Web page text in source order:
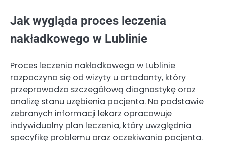
Jak wygląda proces leczenia
nakładkowego w Lublinie
Proces leczenia nakładkowego w Lublinie
rozpoczyna się od wizyty u ortodonty, który
przeprowadza szczegółową diagnostykę oraz
analizę stanu uzębienia pacjenta. Na podstawie
zebranych informacji lekarz opracowuje
indywidualny plan leczenia, który uwzględnia
specyfikę problemu oraz oczekiwania pacjenta.